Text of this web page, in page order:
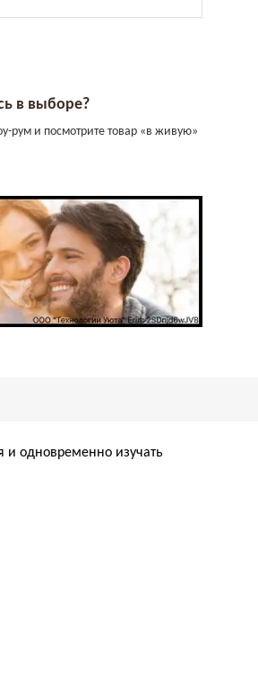
в выборе?
рум и посмотрите товар «в живую»
и одновременно изучать